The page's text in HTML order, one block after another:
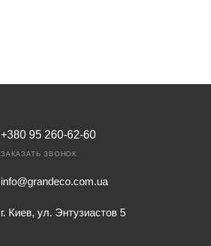
+380 95 260-62-60
ЗАКАЗАТЬ ЗВОНОК
info@grandeco.com.ua
г. Киев, ул. Энтузиастов 5